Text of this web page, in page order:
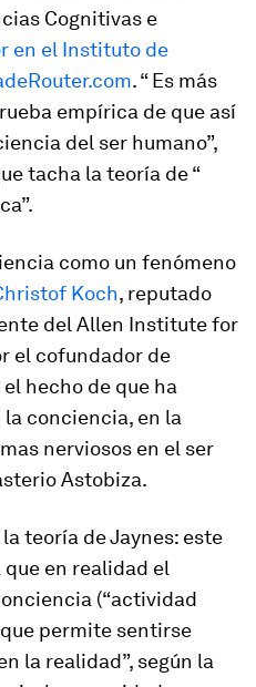
Cognitivas e
en el Instituto de
. “ Es más
empírica de que así
del ser humano”,
tacha la teoría de “
como un fenómeno
Koch, reputado
del Allen Institute for
el cofundador de
hecho de que ha
conciencia, en la
nerviosos en el ser
Astobiza.
teoría de Jaynes: este
en realidad el
(“actividad
permite sentirse
la realidad”, según la